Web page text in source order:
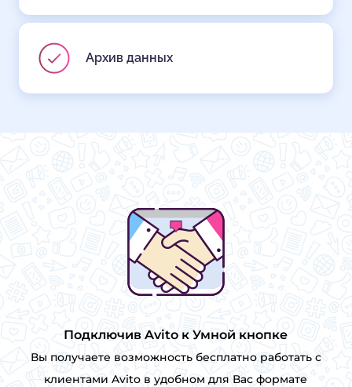
Архив данных
Подключив Avito к Умной кнопке
Вы получаете возможность бесплатно работать с
клиентами Avito в удобном для Вас формате